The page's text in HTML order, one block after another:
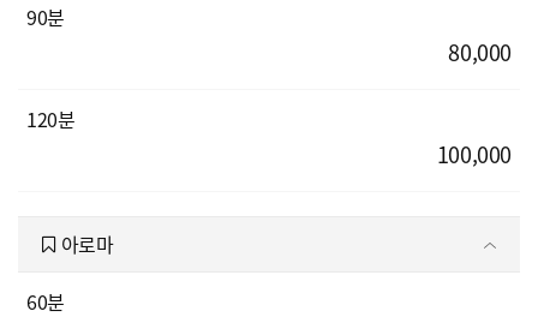
90분
80,000
120분
100,000
아로마
60분